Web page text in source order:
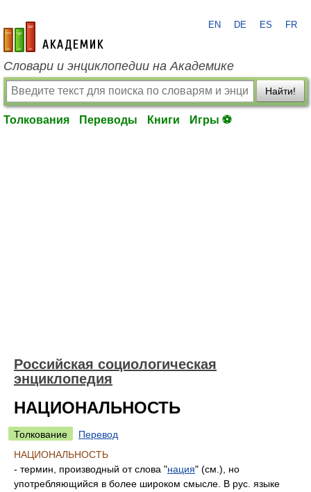
academic.ru
EN DE ES FR
Словари и энциклопедии на Академике
Найти!
Толкования Переводы Книги Игры ⚽
Российская социологическая
энциклопедия
НАЦИОНАЛЬНОСТЬ
Толкование
Перевод
НАЦИОНАЛЬНОСТЬ
- термин, производный от слова "нация" (см.), но
употребляющийся в более широком смысле. В рус. языке